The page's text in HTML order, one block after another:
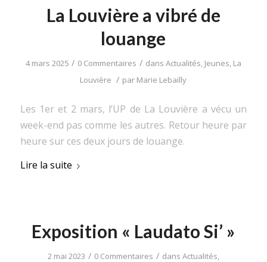
La Louvière a vibré de
louange
4 mars 2025 / 0 Commentaires / dans Actualités, Jeunes, La
Louvière / par Marie Lebailly
Les 1er et 2 mars, l’UP de La Louvière a vécu un
week-end pas comme les autres. Retour heure par
heure sur ces deux jours de louange.
Lire la suite
Exposition « Laudato Si’ »
2 mai 2023 / 0 Commentaires / dans Actualités